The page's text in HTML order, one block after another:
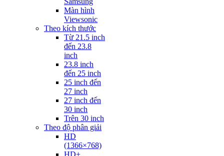
Màn hình
Viewsonic
Theo kích thước
Từ 21.5 inch
đến 23.8
inch
23.8 inch
đến 25 inch
25 inch đến
27 inch
27 inch đến
30 inch
Trên 30 inch
Theo độ phân giải
HD
(1366×768)